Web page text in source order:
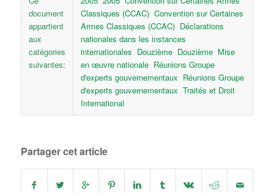
document
appartient
aux
catégories
suivantes:
Classiques (CCAC) Convention sur Certaines
Armes Classiques (CCAC) Déclarations
nationales dans les instances
internationales Douzième Douzième Mise
en œuvre nationale Réunions Groupe
d'experts gouvernementaux Réunions Groupe
d'experts gouvernementaux Traités et Droit
International
Partager cet article